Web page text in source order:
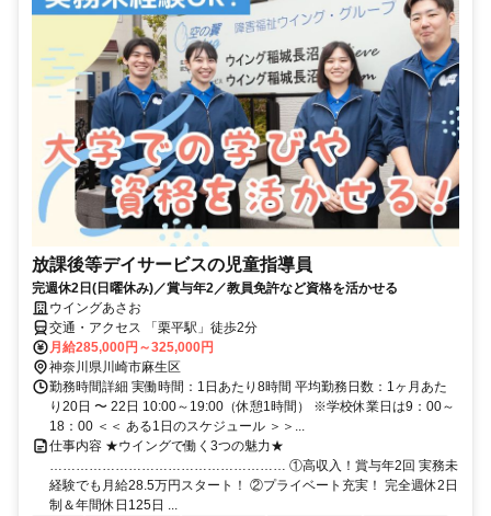
放課後等デイサービスの児童指導員
完週休2日(日曜休み)／賞与年2／教員免許など資格を活かせる
ウイングあさお
交通・アクセス 「栗平駅」徒歩2分
月給285,000円～325,000円
神奈川県川崎市麻生区
勤務時間詳細 実働時間：1日あたり8時間 平均勤務日数：1ヶ月あた
り20日 〜 22日 10:00～19:00（休憩1時間） ※学校休業日は9：00～
18：00 ＜＜ ある1日のスケジュール ＞＞...
仕事内容 ★ウイングで働く3つの魅力★
……………………………………………… ①高収入！賞与年2回 実務未
経験でも月給28.5万円スタート！ ②プライベート充実！ 完全週休2日
制＆年間休日125日 ...